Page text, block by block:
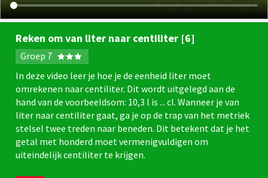
Reken om van liter naar centiliter [6]
Groep 7
In deze video leer je hoe je de eenheid liter moet
omrekenen naar centiliter. Dit wordt uitgelegd aan de
hand van de voorbeeldsom: 10,3 l is ... cl. Wanneer je van
liter naar centiliter gaat, ga je op de trap van het metriek
stelsel twee treden naar beneden. Dit betekent dat je het
getal met honderd moet vermenigvuldigen om
uiteindelijk centiliter te krijgen.